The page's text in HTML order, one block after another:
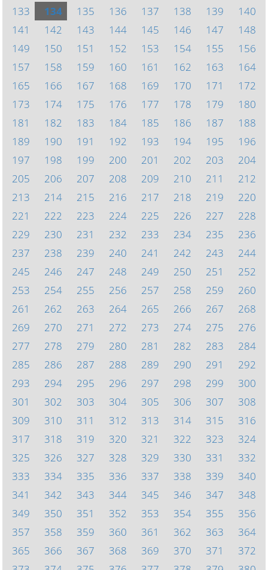
133
134 135 136 137 138 139
140
141
142 143 144 145 146 147
148
149
150 151 152 153 154 155
156
157
158 159 160 161 162 163
164
165
166 167 168 169 170 171
172
173
174 175 176 177 178 179
180
181
182 183 184 185 186 187
188
189
190 191 192 193 194 195
196
197
198 199 200 201 202 203
204
205
206 207 208 209 210 211
212
213
214 215 216 217 218 219
220
221
222 223 224 225 226 227
228
229
230 231 232 233 234 235
236
237
238 239 240 241 242 243
244
245
246 247 248 249 250 251
252
253
254 255 256 257 258 259
260
261
262 263 264 265 266 267
268
269
270 271 272 273 274 275
276
277
278 279 280 281 282 283
284
285
286 287 288 289 290 291
292
293
294 295 296 297 298 299
300
301
302 303 304 305 306 307
308
309
310 311 312 313 314 315
316
317
318 319 320 321 322 323
324
325
326 327 328 329 330 331
332
333
334 335 336 337 338 339
340
341
342 343 344 345 346 347
348
349
350 351 352 353 354 355
356
357
358 359 360 361 362 363
364
365
366 367 368 369 370 371
372